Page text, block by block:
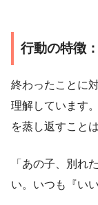
行動の特徴
終わったことに
理解しています
を蒸し返すこと
「あの子、別れ
い。いつも『い